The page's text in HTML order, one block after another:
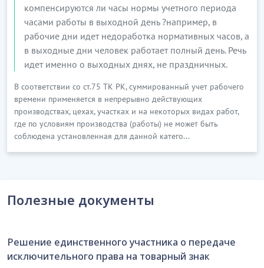
компенсируются ли часы нормы учетного периода
часами работы в выходной день ?например, в
рабочие дни идет недоработка нормативных часов, а
в выходные дни человек работает полный день. Речь
идет именно о выходных днях, не праздничных.
В соответствии со ст.75 ТК РК, суммированный учет рабочего
времени применяется в непрерывно действующих
производствах, цехах, участках и на некоторых видах работ,
где по условиям производства (работы) не может быть
соблюдена установленная для данной катего...
Полезные документы
Решение единственного участника о передаче
исключительного права на товарный знак